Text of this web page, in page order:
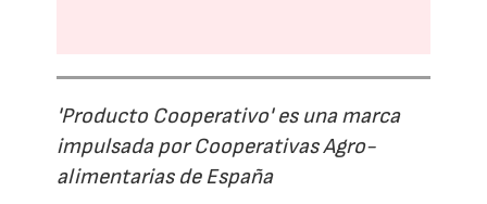
'Producto Cooperativo' es una marca
impulsada por Cooperativas Agro-
alimentarias de España